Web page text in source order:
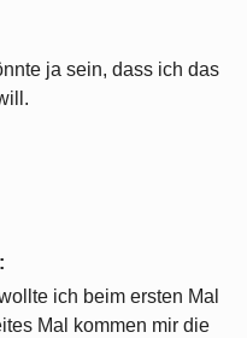
ja sein, dass ich das
:
ich beim ersten Mal
Mal kommen mir die